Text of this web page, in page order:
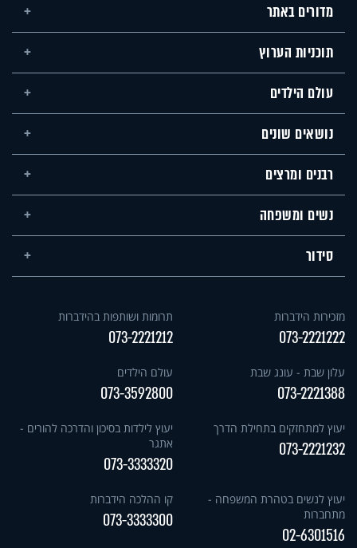
מדורים באתר
תוכניות הערוץ
עולם הילדים
נושאים שונים
רבנים ומרצים
נשים ומשפחה
סידור
מזכירות הידברות
073-2221222
תרומות ושותפות בהידברות
073-2221212
עלון שבת - עונג שבת
073-2221388
עולם הילדים
073-3592800
יעוץ למתחזקים בתחילת הדרך
073-2221232
יעוץ לילדות בסיכון והדרכה להורים -
אתגר
073-3333320
יעוץ לנשים בטהרת המשפחה -
מתחברות
02-6301516
קו ההלכה הידברות
073-3333300